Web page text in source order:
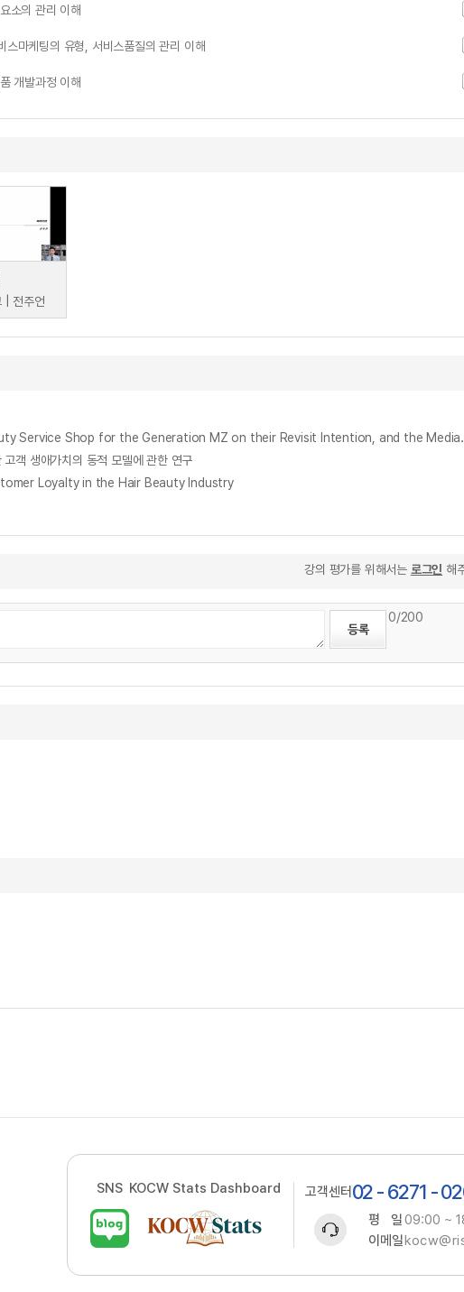
소의 관리 이해
마케팅의 유형, 서비스품질의 관리 이해
개발과정 이해
| 전주언
MZ세대의 뷰티서비스샵 마케팅믹스가 재방문
생애가치의 동적 모델에 관한 연구
Loyalty in the Hair Beauty Industry
강의 평가를 위해서는 로그인 해
0/200
SNS KOCW Stats Dashboard 고객센터 02 - 6271 -
평 일09:00 ~
이메일